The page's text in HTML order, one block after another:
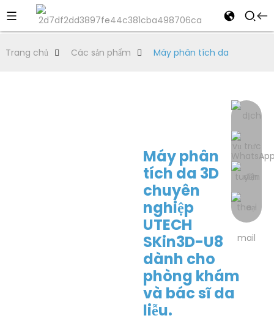
Trang chủ Các sản phẩm Máy phân tích da
Máy phân
tích da 3D
chuyên
nghiệp
UTECH
SKin3D-U8
dành cho
phòng khám
và bác sĩ da
liễu.